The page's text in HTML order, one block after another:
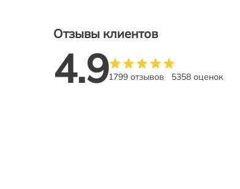
Отзывы клиентов
4.91799 отзывов 5358 оценок